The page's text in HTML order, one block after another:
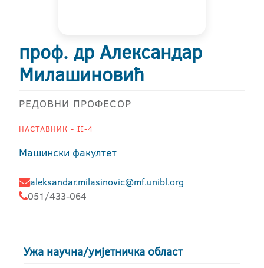
проф. др Александар
Милашиновић
РЕДОВНИ ПРОФЕСОР
НАСТАВНИК - II-4
Машински факултет
aleksandar.milasinovic@mf.unibl.org
051/433-064
Ужа научна/умјетничка област